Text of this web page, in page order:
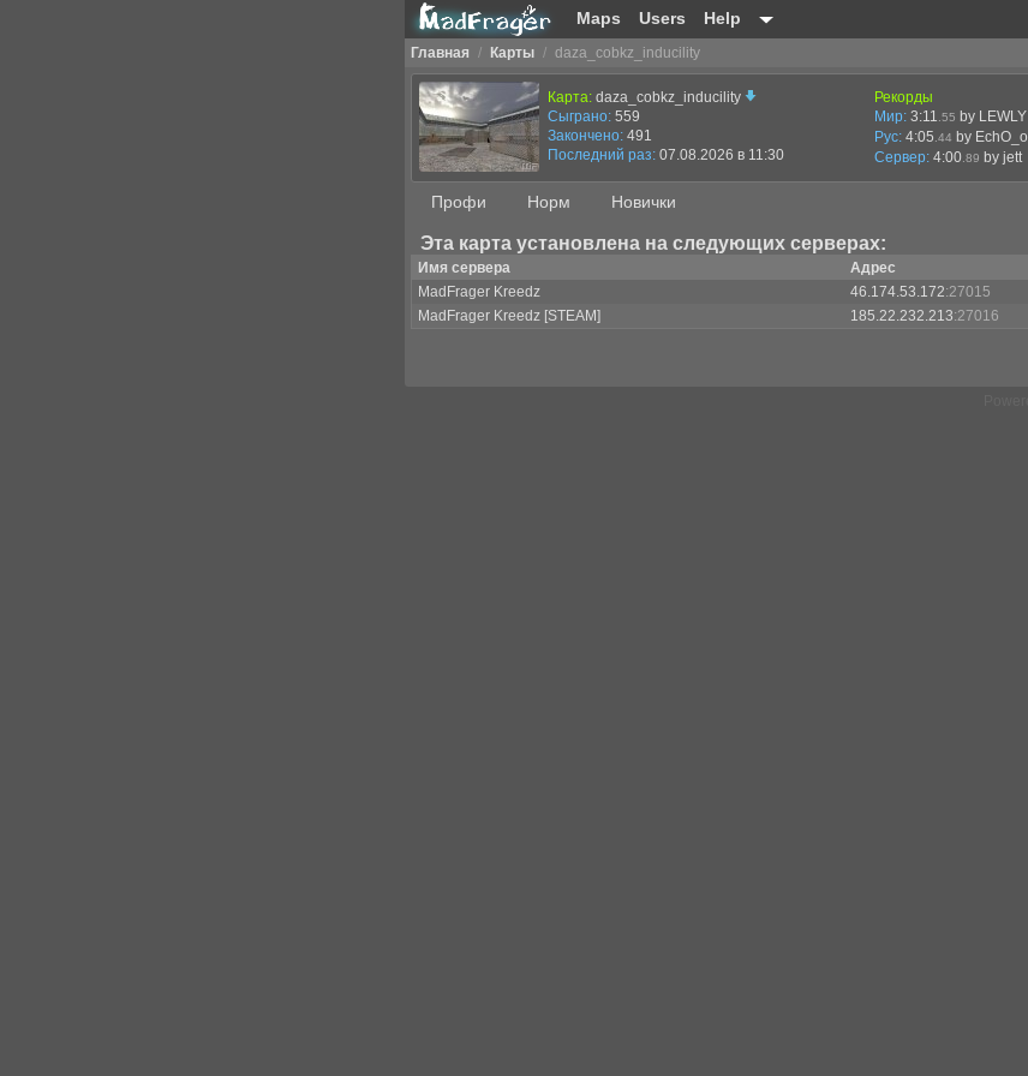
Maps Users Help
Главная / Карты / daza_cobkz_inducility
Карта: daza_cobkz_inducility
Сыграно: 559
Закончено: 491
Последний раз: 07.08.2026 в 11:30
Рекорды
Мир: 3:11 .55 by LEWLY
Рус: 4:05 .44 by EchO_o
Сервер: 4:00 .89 by jett
Профи Норм Новички
Эта карта установлена на следующих серверах:
Имя сервера
Адрес
MadFrager Kreedz
46.174.53.172:27015
MadFrager Kreedz [STEAM]
185.22.232.213:27016